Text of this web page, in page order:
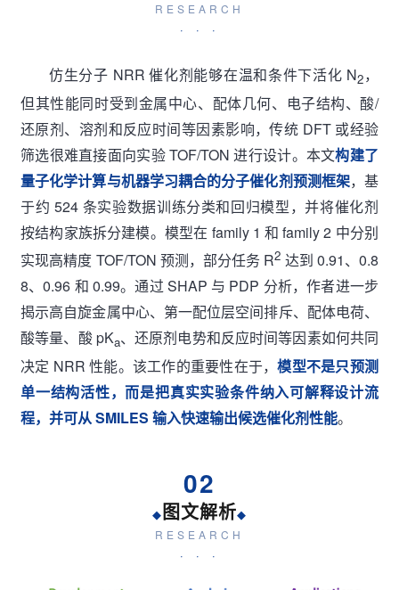
RESEARCH
· · ·
仿生分子 NRR 催化剂能够在温和条件下活化 N2，
但其性能同时受到金属中心、配体几何、电子结构、酸/
还原剂、溶剂和反应时间等因素影响，传统 DFT 或经验
筛选很难直接面向实验 TOF/TON 进行设计。本文构建了
量子化学计算与机器学习耦合的分子催化剂预测框架，基
于约 524 条实验数据训练分类和回归模型，并将催化剂
按结构家族拆分建模。模型在 family 1 和 family 2 中分别
实现高精度 TOF/TON 预测，部分任务 R2 达到 0.91、0.8
8、0.96 和 0.99。通过 SHAP 与 PDP 分析，作者进一步
揭示高自旋金属中心、第一配位层空间排斥、配体电荷、
酸等量、酸 pKa、还原剂电势和反应时间等因素如何共同
决定 NRR 性能。该工作的重要性在于，模型不是只预测
单一结构活性，而是把真实实验条件纳入可解释设计流
程，并可从 SMILES 输入快速输出候选催化剂性能。
02
◆图文解析◆
RESEARCH
· · ·